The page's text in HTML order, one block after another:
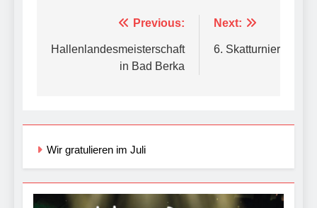
Beitragsnavigation
Previous:
Hallenlandesmeisterschaft
in Bad Berka
Next:
6. Skatturnier
Wir gratulieren im Juli